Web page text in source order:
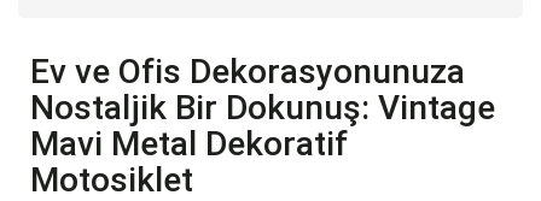
Ev ve Ofis Dekorasyonunuza
Nostaljik Bir Dokunuş: Vintage
Mavi Metal Dekoratif
Motosiklet